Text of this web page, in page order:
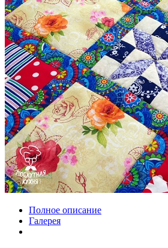
Полное описание
Галерея